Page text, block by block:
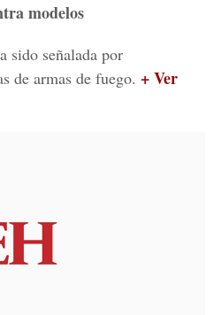
modelos
sido señalada por
de armas de fuego. + Ver